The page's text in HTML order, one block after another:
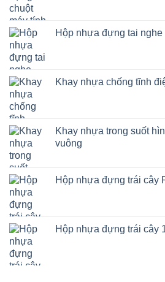
Hộp nhựa đựng tai nghe
Khay nhựa chống tĩnh
Khay nhựa trong suốt
vuông
Hộp nhựa đựng trái cây
Hộp nhựa đựng trái cây